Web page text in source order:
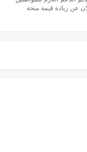
عن زيادة قيمة منحة